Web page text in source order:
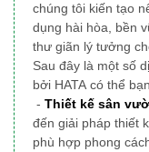
chúng tôi kiến tạo
dụng hài hòa, bền
thư giãn lý tưởng
Sau đây là một số
bởi HATA có thể
- Thiết kế sân
đến giải pháp thiết
phù hợp phong